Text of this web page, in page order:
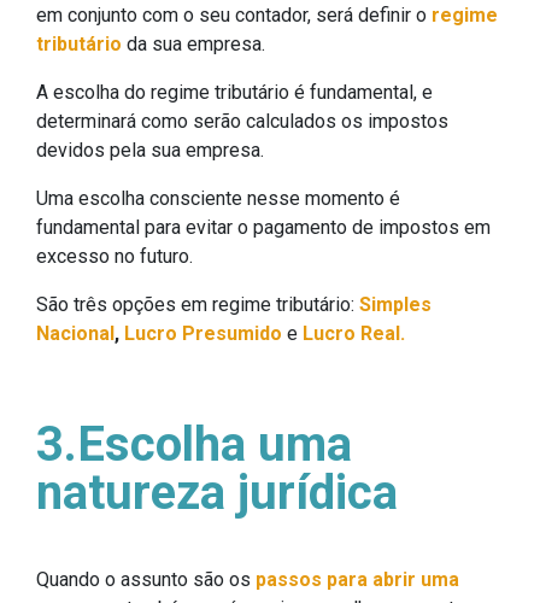
em conjunto com o seu contador, será definir o regime
tributário da sua empresa.
A escolha do regime tributário é fundamental, e
determinará como serão calculados os impostos
devidos pela sua empresa.
Uma escolha consciente nesse momento é
fundamental para evitar o pagamento de impostos em
excesso no futuro.
São três opções em regime tributário: Simples
Nacional, Lucro Presumido e Lucro Real.
3.Escolha uma
natureza jurídica
Quando o assunto são os passos para abrir uma